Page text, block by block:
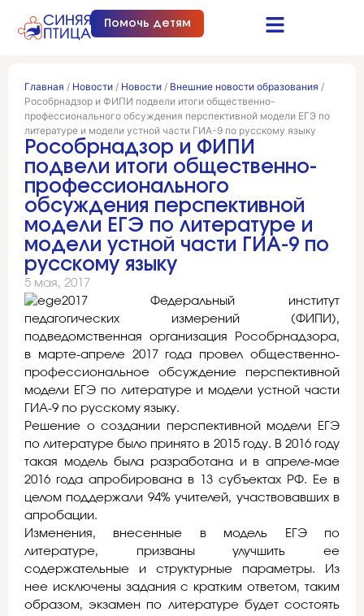
Помочь детям
Главная / Новости / Новости / Внешние новости образования /
Рособрнадзор и ФИПИ подвели итоги общественно-
профессионального обсуждения перспективной модели ЕГЭ по
литературе и модели устной части ГИА-9 по русскому языку
Рособрнадзор и ФИПИ
подвели итоги общественно-
профессионального
обсуждения перспективной
модели ЕГЭ по литературе и
модели устной части ГИА-9 по
русскому языку
5 мая, 2017
Федеральный институт
педагогических измерений (ФИПИ),
подведомственная организация Рособрнадзора,
в марте-апреле 2017 года провел общественно-
профессиональное обсуждение перспективной
модели ЕГЭ по литературе и модели устной части
ГИА-9 по русскому языку.
Решение о создании перспективной модели ЕГЭ
по литературе было принято в 2015 году. В 2016 году
такая модель была разработана и в апреле-мае
2016 года апробирована в 13 субъектах РФ. Ее в
целом поддержали 94% учителей, участвовавших в
апробации.
Изменения, внесенные в модель ЕГЭ по
литературе, призваны улучшить ее
содержательные и структурные параметры. Из
нее исключены задания с кратким ответом, таким
образом, экзамен по литературе будет состоять